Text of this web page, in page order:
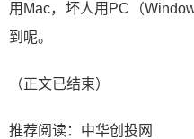
用Mac，坏人用PC（
到呢。
（正文已结束）
推荐阅读： 中华创投网